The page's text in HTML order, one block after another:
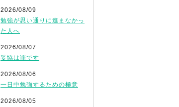
2026/08/09
勉強が思い通りに進まなかっ
た人へ
2026/08/07
妥協は罪です
2026/08/06
一日中勉強するための極意
2026/08/05